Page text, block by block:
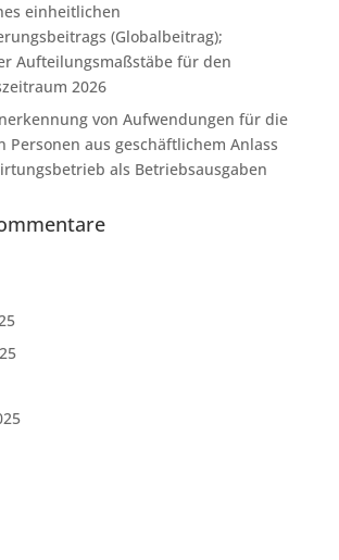
einheitlichen
(Globalbeitrag);
Aufteilungsmaßstäbe für den
2026
von Aufwendungen für die
Personen aus geschäftlichem Anlass
als Betriebsausgaben